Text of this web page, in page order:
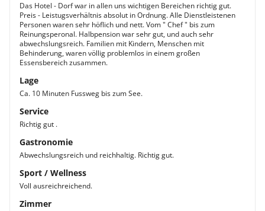
Das Hotel - Dorf war in allen uns wichtigen Bereichen richtig gut.
Preis - Leistugsverhältnis absolut in Ordnung. Alle Dienstleistenen
Personen waren sehr höflich und nett. Vom " Chef " bis zum
Reinungsperonal. Halbpension war sehr gut, und auch sehr
abwechslungsreich. Familien mit Kindern, Menschen mit
Behinderung, waren völlig problemlos in einem großen
Essensbereich zusammen.
Lage
Ca. 10 Minuten Fussweg bis zum See.
Service
Richtig gut .
Gastronomie
Abwechslungsreich und reichhaltig. Richtig gut.
Sport / Wellness
Voll ausreichreichend.
Zimmer